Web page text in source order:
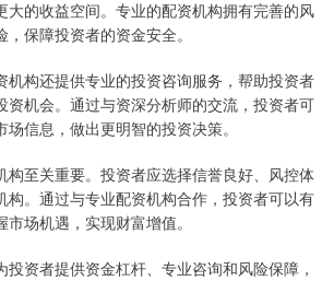
大的收益空间。专业的配资机构拥有完善的风
保障投资者的资金安全。
机构还提供专业的投资咨询服务，帮助投资者
资机会。通过与资深分析师的交流，投资者可
信息，做出更明智的投资决策。
构至关重要。投资者应选择信誉良好、风控体
构。通过与专业配资机构合作，投资者可以有
场机遇，实现财富增值。
资者提供资金杠杆、专业咨询和风险保障，